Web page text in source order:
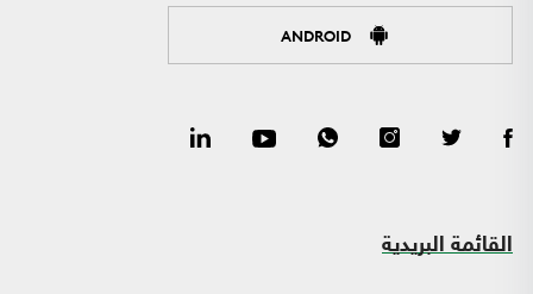
ANDROID
القائمة البريدية